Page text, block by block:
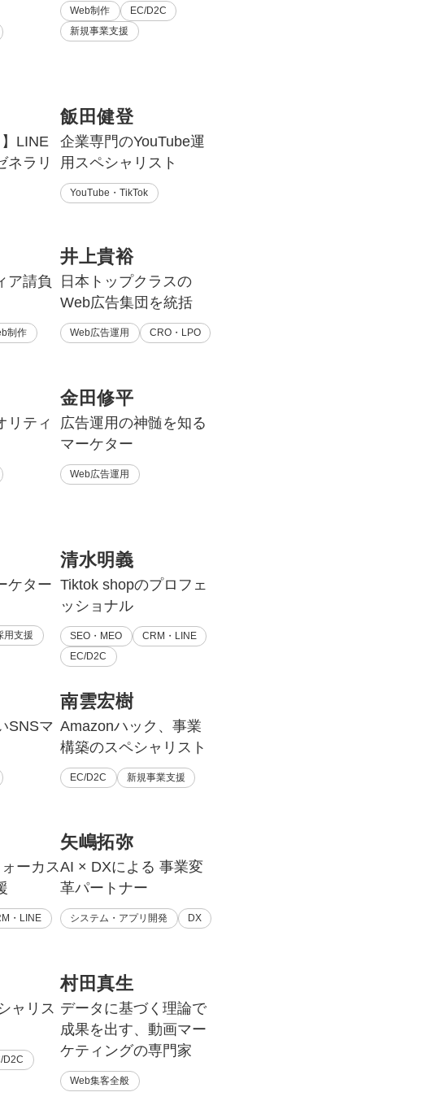
Web制作
EC/D2C
新規事業支援
】LINE
ネラリ
飯田健登
企業専門のYouTube運
用スペシャリスト
YouTube・TikTok
ア請負
制作
井上貴裕
日本トップクラスの
Web広告集団を統括
Web広告運用 CRO・LPO
リティ
金田修平
広告運用の神髄を知る
マーケター
Web広告運用
ケター
用支援
清水明義
Tiktok shopのプロフェ
ッショナル
SEO・MEO
CRM・LINE
EC/D2C
SNSマ
南雲宏樹
Amazonハック、事業
構築のスペシャリスト
EC/D2C 新規事業支援
ーカス
・LINE
矢嶋拓弥
AI × DXによる 事業変
革パートナー
システム・アプリ開発 DX
ャリス
D2C
村田真生
データに基づく理論で
成果を出す、動画マー
ケティングの専門家
Web集客全般